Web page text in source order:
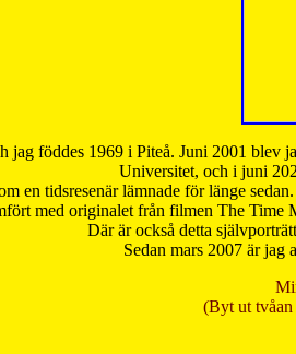
jag föddes 1969 i Piteå. Juni 2001
Universitet, och i juni
en tidsresenär lämnade för länge
med originalet från filmen The Time
Där är också detta
Sedan mars 2007 är
(Byt ut tvåan